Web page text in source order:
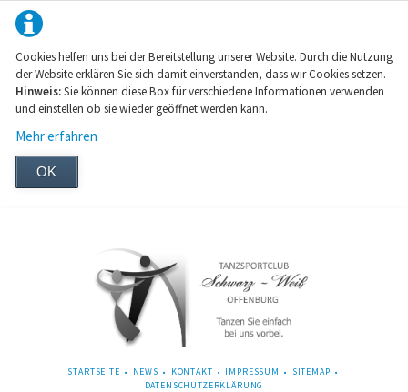
Cookies helfen uns bei der Bereitstellung unserer Website. Durch die Nutzung
der Website erklären Sie sich damit einverstanden, dass wir Cookies setzen.
Hinweis:Sie können diese Box für verschiedene Informationen verwenden
und einstellen ob sie wieder geöffnet werden kann.
Mehr erfahren
OK
NAVIGATION
STARTSEITE NEWS KONTAKT IMPRESSUM
SITEMAP
DATENSCHUTZERKLÄRUNG